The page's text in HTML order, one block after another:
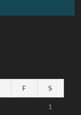
F S
1